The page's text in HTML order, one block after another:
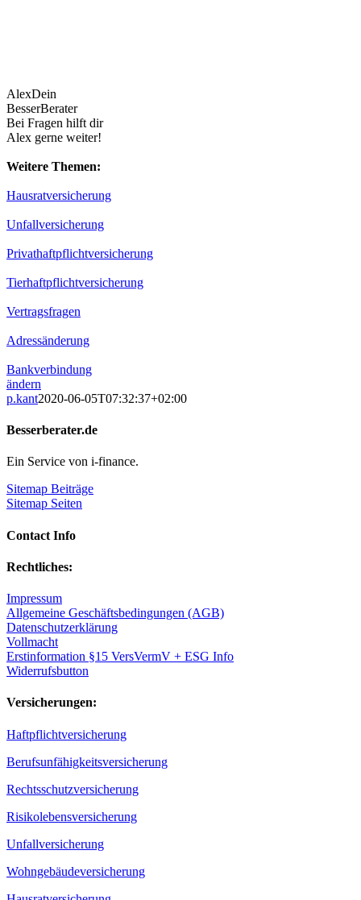
AlexDein
BesserBerater
Bei Fragen hilft dir
Alex gerne weiter!
Weitere Themen:
Hausratversicherung
Unfallversicherung
Privathaftpflichtversicherung
Tierhaftpflichtversicherung
Vertragsfragen
Adressänderung
Bankverbindung
ändern
p.kant2020-06-05T07:32:37+02:00
Besserberater.de
Ein Service von i-finance.
Sitemap Beiträge
Sitemap Seiten
Contact Info
Rechtliches:
Impressum
Allgemeine Geschäftsbedingungen (AGB)
Datenschutzerklärung
Vollmacht
Erstinformation §15 VersVermV + ESG Info
Widerrufsbutton
Versicherungen:
Haftpflichtversicherung
Berufsunfähigkeitsversicherung
Rechtsschutzversicherung
Risikolebensversicherung
Unfallversicherung
Wohngebäudeversicherung